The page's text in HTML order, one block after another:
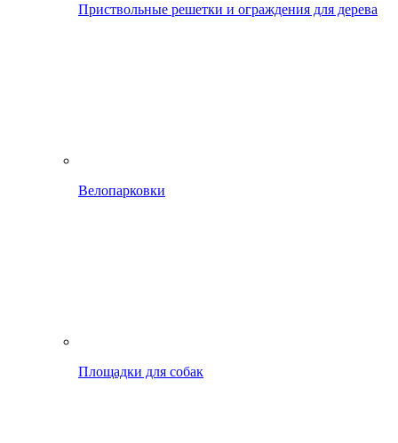
Приствольные решетки и ограждения для дерева
Велопарковки
Площадки для собак